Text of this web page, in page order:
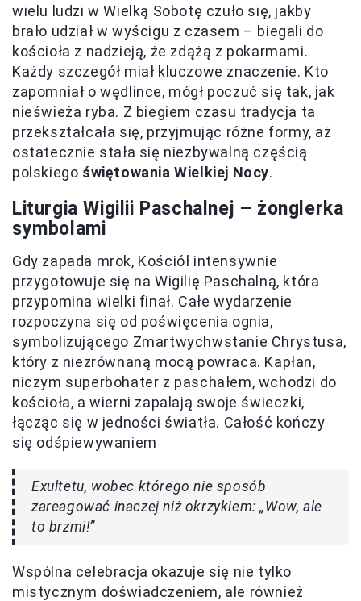
wielu ludzi w Wielką Sobotę czuło się, jakby
brało udział w wyścigu z czasem – biegali do
kościoła z nadzieją, że zdążą z pokarmami.
Każdy szczegół miał kluczowe znaczenie. Kto
zapomniał o wędlince, mógł poczuć się tak, jak
nieświeża ryba. Z biegiem czasu tradycja ta
przekształcała się, przyjmując różne formy, aż
ostatecznie stała się niezbywalną częścią
polskiego świętowania Wielkiej Nocy.
Liturgia Wigilii Paschalnej – żonglerka
symbolami
Gdy zapada mrok, Kościół intensywnie
przygotowuje się na Wigilię Paschalną, która
przypomina wielki finał. Całe wydarzenie
rozpoczyna się od poświęcenia ognia,
symbolizującego Zmartwychwstanie Chrystusa,
który z niezrównaną mocą powraca. Kapłan,
niczym superbohater z paschałem, wchodzi do
kościoła, a wierni zapalają swoje świeczki,
łącząc się w jedności światła. Całość kończy
się odśpiewywaniem
Exultetu, wobec którego nie sposób
zareagować inaczej niż okrzykiem: „Wow, ale
to brzmi!”
Wspólna celebracja okazuje się nie tylko
mistycznym doświadczeniem, ale również